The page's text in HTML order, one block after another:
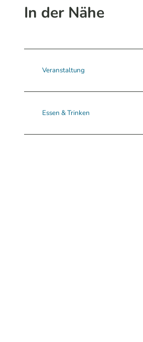
In der Nähe
Veranstaltung
Essen & Trinken